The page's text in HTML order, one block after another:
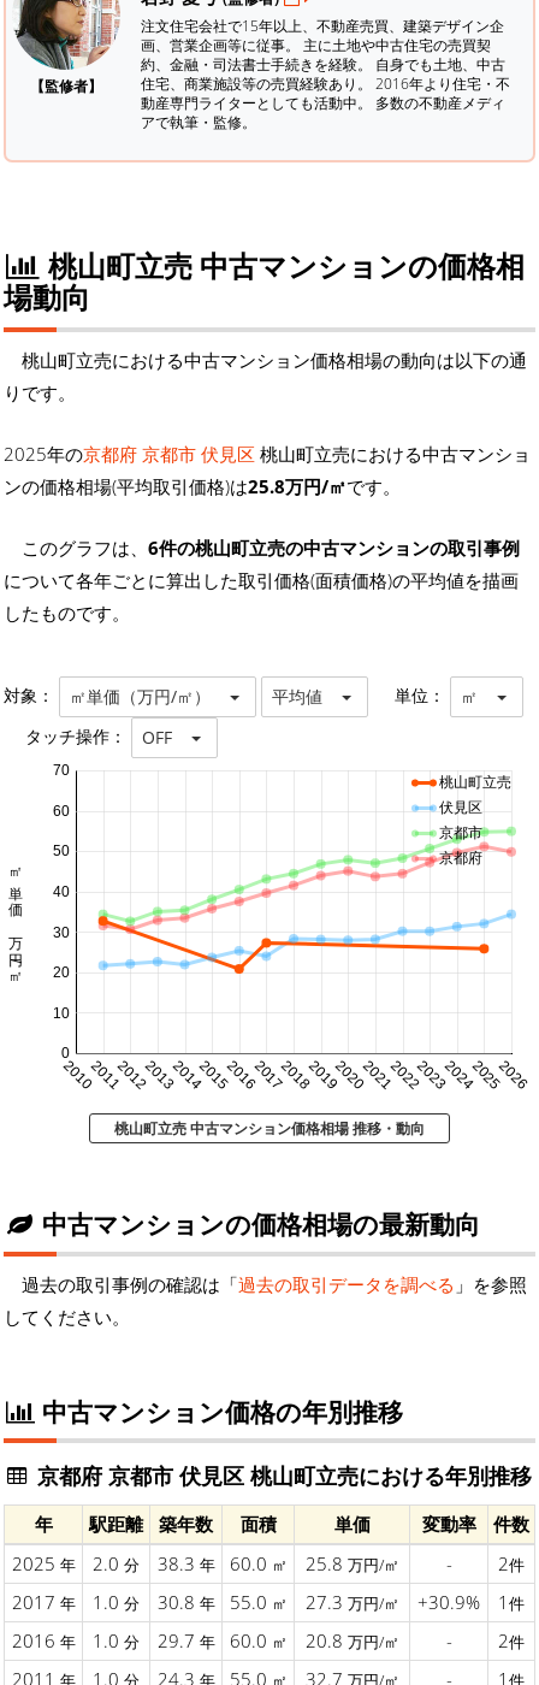
【監修者】
注文住宅会社で15年以上、不動産売買、建築デザイン企
画、営業企画等に従事。 主に土地や中古住宅の売買契
約、金融・司法書士手続きを経験。 自身でも土地、中古
住宅、商業施設等の売買経験あり。 2016年より住宅・不
動産専門ライターとしても活動中。 多数の不動産メディ
アで執筆・監修。
桃山町立売 中古マンションの価格相
場動向
桃山町立売における中古マンション価格相場の動向は以下の通
りです。
2025年の京都府 京都市 伏見区 桃山町立売における中古マンショ
ンの価格相場(平均取引価格)は25.8万円/㎡です。
このグラフは、 6件の桃山町立売の中古マンションの取引事例
について各年ごとに算出した取引価格(面積価格)の平均値を描画
したものです。
対象： ㎡単価（万円/㎡） 平均値 単位： ㎡
タッチ操作： OFF
20102011201220132014201520162017201820192020202120222023202420252026
0
10
20
30
40
50
60
70
㎡単価 万円/㎡
桃山町立売
伏見区
京都市
京都府
桃山町立売 中古マンション価格相場 推移・動向
中古マンションの価格相場の最新動向
過去の取引事例の確認は「過去の取引データを調べる 」を参照
してください。
中古マンション価格の年別推移
京都府 京都市 伏見区 桃山町立売における年別推移
年 駅距離 築年数 面積 単価 変動率
件数
2025 年 2.0 分 38.3 年 60.0 ㎡ 25.8 万円/㎡ - 2件
2017 年 1.0 分 30.8 年 55.0 ㎡ 27.3 万円/㎡ +30.9% 1 件
2016 年 1.0 分 29.7 年 60.0 ㎡ 20.8 万円/㎡ - 2件
2011 年 1.0 分 24.3 年 55.0 ㎡ 32.7 万円/㎡ - 1 件